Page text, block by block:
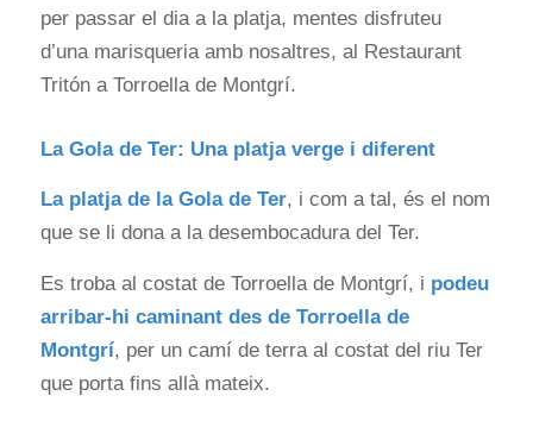
per passar el dia a la platja, mentes disfruteu
d’una marisqueria amb nosaltres, al Restaurant
Tritón a Torroella de Montgrí.
La Gola de Ter: Una platja verge i diferent
La platja de la Gola de Ter, i com a tal, és el nom
que se li dona a la desembocadura del Ter.
Es troba al costat de Torroella de Montgrí, i podeu
arribar-hi caminant des de Torroella de
Montgrí, per un camí de terra al costat del riu Ter
que porta fins allà mateix.